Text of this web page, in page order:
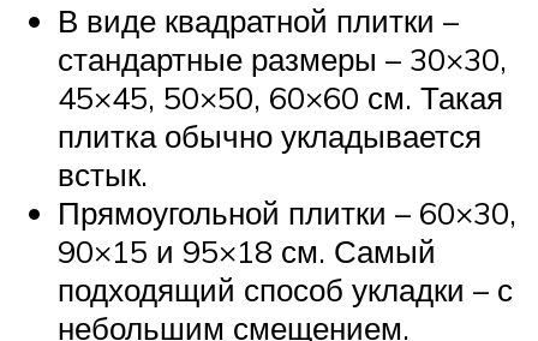
В виде квадратной плитки –
стандартные размеры – 30×30,
45×45, 50×50, 60×60 см. Такая
плитка обычно укладывается
встык.
Прямоугольной плитки – 60×30,
90×15 и 95×18 см. Самый
подходящий способ укладки – с
небольшим смещением.